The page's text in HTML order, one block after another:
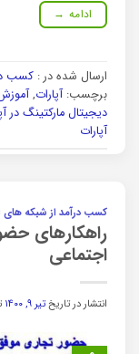
ادامه →
ارسال شده در : کسب
برچسب:آپارات,
دیجیتال مارکتینگ در
آپارات
کسب درآمد از شبکه های
راهکارهای
اجتماعی
انتشار در تاریختیر ۹, ۱۴۰۰